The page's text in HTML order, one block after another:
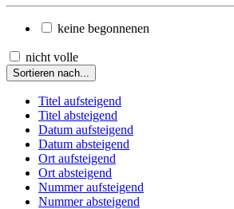
keine begonnenen
nicht volle
Sortieren nach...
Titel aufsteigend
Titel absteigend
Datum aufsteigend
Datum absteigend
Ort aufsteigend
Ort absteigend
Nummer aufsteigend
Nummer absteigend